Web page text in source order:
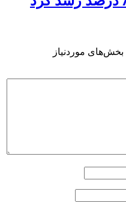
بخش‌های موردنیاز